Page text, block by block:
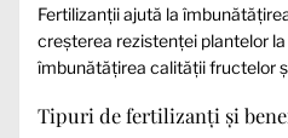
Fertilizanții ajută la
creșterea rezistenței plantelor la
îmbunătățirea calității fructelor
Tipuri de fertilizanți și